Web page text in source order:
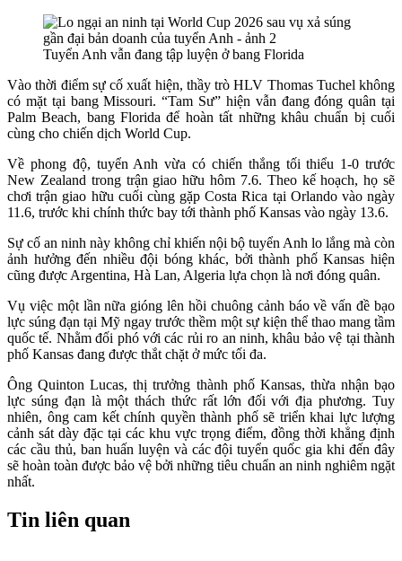
Tuyển Anh vẫn đang tập luyện ở bang Florida
Vào thời điểm sự cố xuất hiện, thầy trò HLV Thomas Tuchel không
có mặt tại bang Missouri. “Tam Sư” hiện vẫn đang đóng quân tại
Palm Beach, bang Florida để hoàn tất những khâu chuẩn bị cuối
cùng cho chiến dịch World Cup.
Về phong độ, tuyển Anh vừa có chiến thắng tối thiểu 1-0 trước
New Zealand trong trận giao hữu hôm 7.6. Theo kế hoạch, họ sẽ
chơi trận giao hữu cuối cùng gặp Costa Rica tại Orlando vào ngày
11.6, trước khi chính thức bay tới thành phố Kansas vào ngày 13.6.
Sự cố an ninh này không chỉ khiến nội bộ tuyển Anh lo lắng mà còn
ảnh hưởng đến nhiều đội bóng khác, bởi thành phố Kansas hiện
cũng được Argentina, Hà Lan, Algeria lựa chọn là nơi đóng quân.
Vụ việc một lần nữa gióng lên hồi chuông cảnh báo về vấn đề bạo
lực súng đạn tại Mỹ ngay trước thềm một sự kiện thể thao mang tầm
quốc tế. Nhằm đối phó với các rủi ro an ninh, khâu bảo vệ tại thành
phố Kansas đang được thắt chặt ở mức tối đa.
Ông Quinton Lucas, thị trưởng thành phố Kansas, thừa nhận bạo
lực súng đạn là một thách thức rất lớn đối với địa phương. Tuy
nhiên, ông cam kết chính quyền thành phố sẽ triển khai lực lượng
cảnh sát dày đặc tại các khu vực trọng điểm, đồng thời khẳng định
các cầu thủ, ban huấn luyện và các đội tuyển quốc gia khi đến đây
sẽ hoàn toàn được bảo vệ bởi những tiêu chuẩn an ninh nghiêm ngặt
nhất.
Tin liên quan